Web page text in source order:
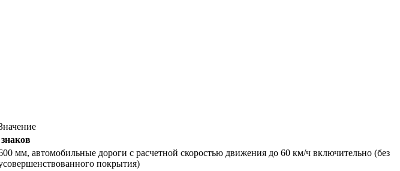
мм, автомобильные дороги с расчетной скоростью движения до 60 км/ч включительно (без
покрытия)